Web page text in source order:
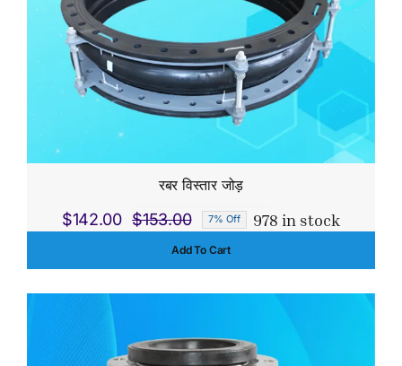
रबर विस्तार जोड़
$153.00
Original
price
$142.00
Current
price
7% Off 978 in stock
Add To Cart